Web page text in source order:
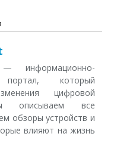
— информационно-
портал, который
цифровой
описываем все
обзоры устройств и
влияют на жизнь